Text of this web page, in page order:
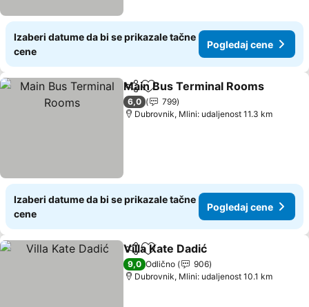
Izaberi datume da bi se prikazale tačne
cene
Pogledaj cene
Deli Dodati u favorite
Main Bus Terminal Rooms
6,0
799
Dubrovnik, Mlini: udaljenost 11.3 km
Izaberi datume da bi se prikazale tačne
cene
Pogledaj cene
Deli Dodati u favorite
Villa Kate Dadić
9,0 Odlično
906
Dubrovnik, Mlini: udaljenost 10.1 km